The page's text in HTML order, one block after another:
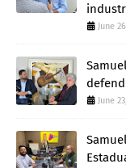
June
June